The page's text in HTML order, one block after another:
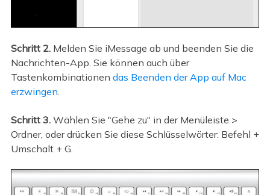
Schritt 2.Melden Sie iMessage ab und beenden Sie die
Nachrichten-App. Sie können auch über
Tastenkombinationen das Beenden der App auf Mac
erzwingen.
Schritt 3.Wählen Sie "Gehe zu" in der Menüleiste >
Ordner, oder drücken Sie diese Schlüsselwörter: Befehl +
Umschalt + G.